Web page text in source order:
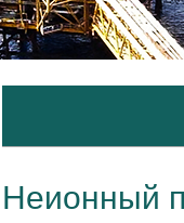
Неионный